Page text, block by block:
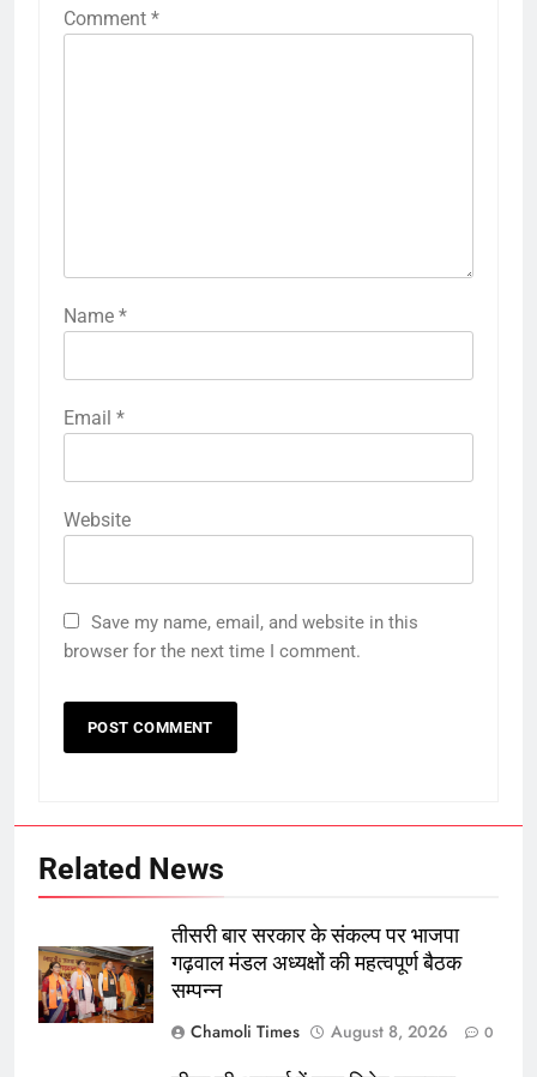
Comment *
Name *
Email *
Website
Save my name, email, and website in this
browser for the next time I comment.
Related News
तीसरी बार सरकार के संकल्प पर भाजपा
गढ़वाल मंडल अध्यक्षों की महत्वपूर्ण बैठक
सम्पन्न
Chamoli Times
August 8, 2026 0